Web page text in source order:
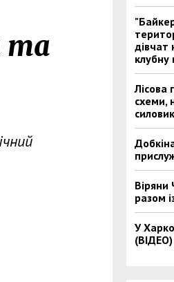
та
клубну
Лісова
схеми,
Віряни
разом
У
(ВІДЕО)